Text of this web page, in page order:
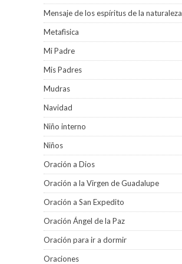
Mensaje de los espíritus de la naturaleza
Metafìsica
Mi Padre
Mis Padres
Mudras
Navidad
Niño interno
Niños
Oración a Dios
Oración a la Virgen de Guadalupe
Oración a San Expedito
Oración Ángel de la Paz
Oración para ir a dormir
Oraciones